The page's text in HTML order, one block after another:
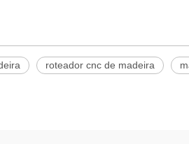
roteador cnc de madeira